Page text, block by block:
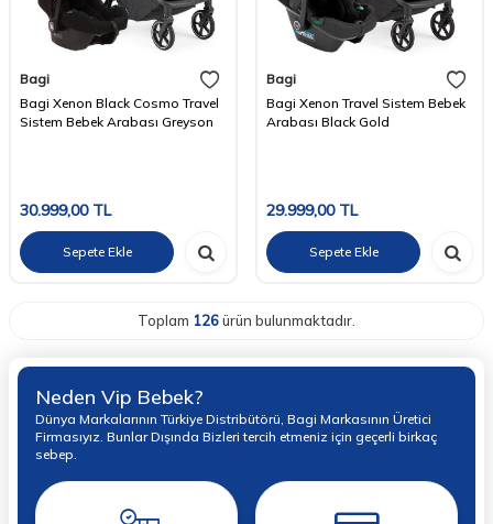
Bagi
Bagi Xenon Black Cosmo Travel
Sistem Bebek Arabası Greyson
30.999,00TL
Sepete Ekle
Bagi
Bagi Xenon Travel Sistem Bebek
Arabası Black Gold
29.999,00TL
Sepete Ekle
Toplam 126ürün bulunmaktadır.
Neden Vip Bebek?
Dünya Markalarının Türkiye Distribütörü, Bagi Markasının Üretici
Firmasıyız. Bunlar Dışında Bizleri tercih etmeniz için geçerli birkaç
sebep.